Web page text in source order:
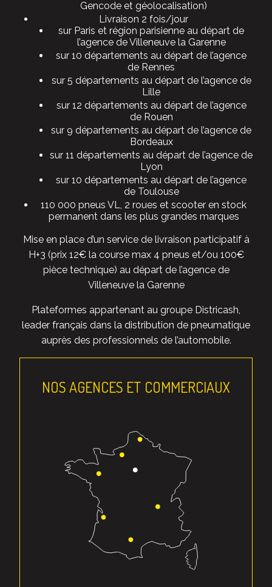
Gencode et géolocalisation)
Livraison 2 fois/jour
sur Paris et région parisienne au départ de
l’agence de Villeneuve la Garenne
sur 10 départements au départ de l’agence
de Rennes
sur 5 départements au départ de l’agence de
Lille
sur 12 départements au départ de l’agence
de Rouen
sur 9 départements au départ de l’agence de
Bordeaux
sur 11 départements au départ de l’agence de
Lyon
sur 10 départements au départ de l’agence
de Toulouse
110 000 pneus VL, 2 roues et scooter en stock
permanent dans les plus grandes marques
Mise en place d’un service de livraison participatif à
H+3 (prix 12€ la course max 4 pneus et/ou 100€
pièce technique) au départ de l’agence de
Villeneuve la Garenne
Plateformes appartenant au groupe Districash,
leader français dans la distribution de pneumatique
auprès des professionnels de l’automobile.
NOS AGENCES ET COMMERCIAUX